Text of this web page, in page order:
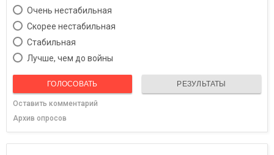
Очень нестабильная
Скорее нестабильная
Cтабильная
Лучше, чем до войны
ГОЛОСОВАТЬ РЕЗУЛЬТАТЫ
Оставить комментарий
Архив опросов